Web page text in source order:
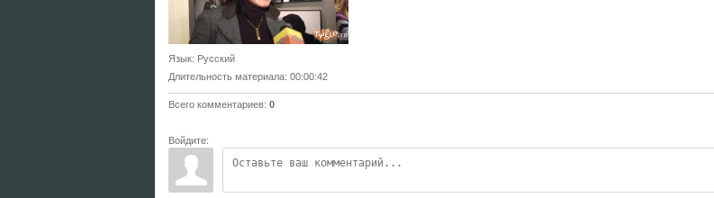
Язык: Русский
Длительность материала: 00:00:42
Всего комментариев: 0
Войдите: